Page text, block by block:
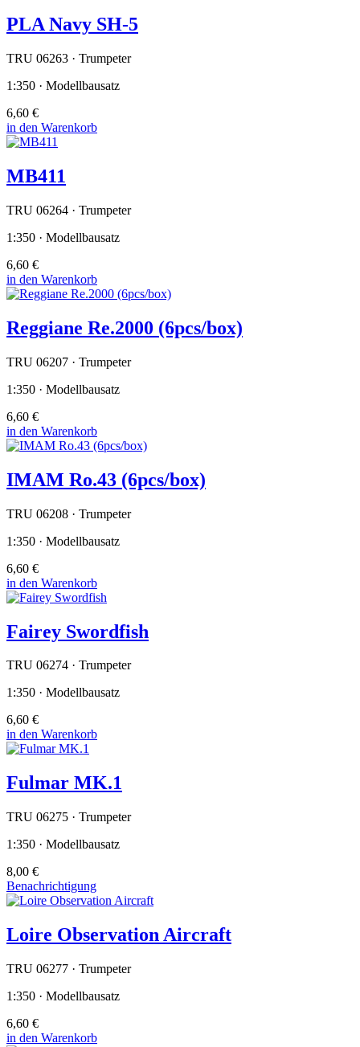
PLA Navy SH-5
TRU 06263 · Trumpeter
1:350 · Modellbausatz
6,60 €
in den Warenkorb
MB411
TRU 06264 · Trumpeter
1:350 · Modellbausatz
6,60 €
in den Warenkorb
Reggiane Re.2000 (6pcs/box)
TRU 06207 · Trumpeter
1:350 · Modellbausatz
6,60 €
in den Warenkorb
IMAM Ro.43 (6pcs/box)
TRU 06208 · Trumpeter
1:350 · Modellbausatz
6,60 €
in den Warenkorb
Fairey Swordfish
TRU 06274 · Trumpeter
1:350 · Modellbausatz
6,60 €
in den Warenkorb
Fulmar MK.1
TRU 06275 · Trumpeter
1:350 · Modellbausatz
8,00 €
Benachrichtigung
Loire Observation Aircraft
TRU 06277 · Trumpeter
1:350 · Modellbausatz
6,60 €
in den Warenkorb